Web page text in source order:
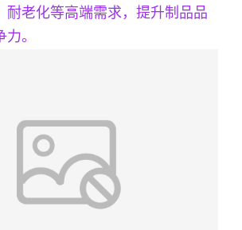
耐老化等高端需求，提升制品品
。